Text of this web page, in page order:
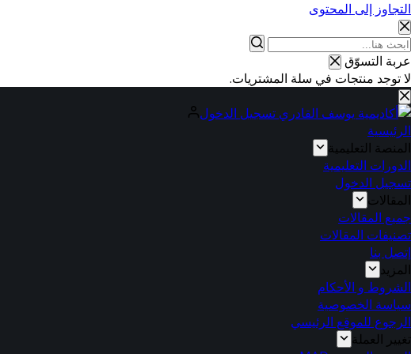
التجاوز إلى المحتوى
عربة التسوّق
لا توجد منتجات في سلة المشتريات.
تسجيل الدخول
الرئيسية
المنصة التعليمية
الدورات التعليمية
تسجيل الدخول
المقالات
جميع المقالات
تصنيفات المقالات
إتصل بنا
المزيد
الشروط و الأحكام
سياسة الخصوصية
الرجوع للموقع الرئيسي
تغيير العملة